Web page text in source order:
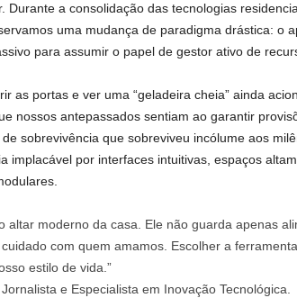
Durante a consolidação das tecnologias
uma mudança de paradigma drástica: o
para assumir o papel de gestor ativo de
as portas e ver uma “geladeira cheia” ainda
nossos antepassados sentiam ao garantir
sobrevivência que sobreviveu incólume aos
implacável por interfaces intuitivas, espaços
altar moderno da casa. Ele não guarda apenas
com quem amamos. Escolher a
estilo de vida.”
e Especialista em Inovação Tecnológica.